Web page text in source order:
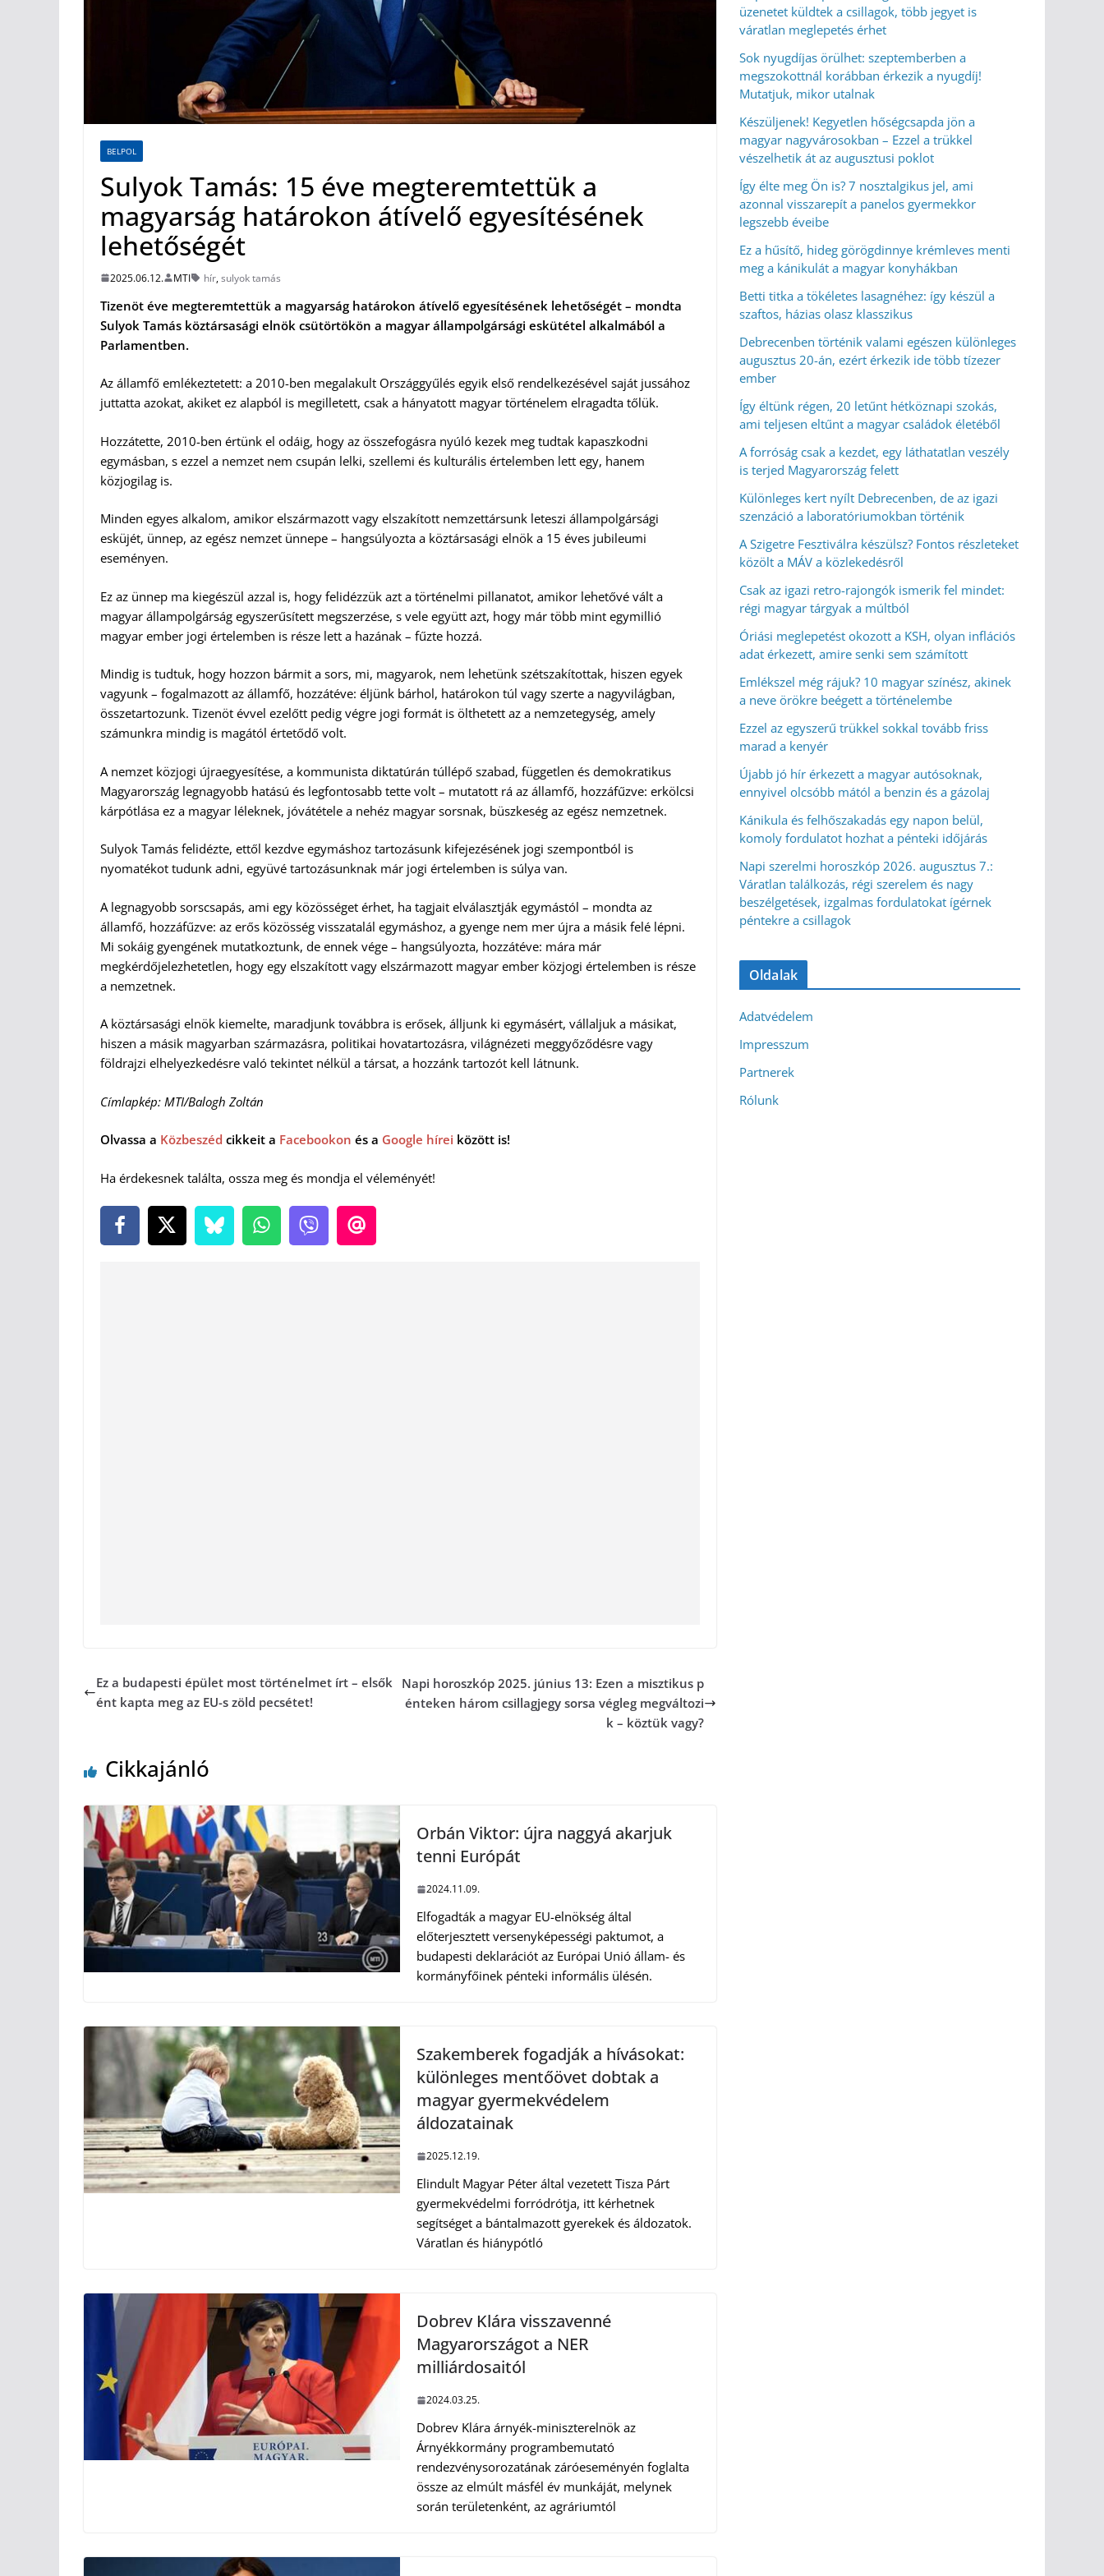
BELPOL
Sulyok Tamás: 15 éve megteremtettük a
magyarság határokon átívelő egyesítésének
lehetőségét
2025.06.12. MTI hír,sulyok tamás
Tizenöt éve megteremtettük a magyarság határokon átívelő egyesítésének lehetőségét – mondta
Sulyok Tamás köztársasági elnök csütörtökön a magyar állampolgársági eskütétel alkalmából a
Parlamentben.
Az államfő emlékeztetett: a 2010-ben megalakult Országgyűlés egyik első rendelkezésével saját jussához
juttatta azokat, akiket ez alapból is megilletett, csak a hányatott magyar történelem elragadta tőlük.
Hozzátette, 2010-ben értünk el odáig, hogy az összefogásra nyúló kezek meg tudtak kapaszkodni
egymásban, s ezzel a nemzet nem csupán lelki, szellemi és kulturális értelemben lett egy, hanem
közjogilag is.
Minden egyes alkalom, amikor elszármazott vagy elszakított nemzettársunk leteszi állampolgársági
esküjét, ünnep, az egész nemzet ünnepe – hangsúlyozta a köztársasági elnök a 15 éves jubileumi
eseményen.
Ez az ünnep ma kiegészül azzal is, hogy felidézzük azt a történelmi pillanatot, amikor lehetővé vált a
magyar állampolgárság egyszerűsített megszerzése, s vele együtt azt, hogy már több mint egymillió
magyar ember jogi értelemben is része lett a hazának – fűzte hozzá.
Mindig is tudtuk, hogy hozzon bármit a sors, mi, magyarok, nem lehetünk szétszakítottak, hiszen egyek
vagyunk – fogalmazott az államfő, hozzátéve: éljünk bárhol, határokon túl vagy szerte a nagyvilágban,
összetartozunk. Tizenöt évvel ezelőtt pedig végre jogi formát is ölthetett az a nemzetegység, amely
számunkra mindig is magától értetődő volt.
A nemzet közjogi újraegyesítése, a kommunista diktatúrán túllépő szabad, független és demokratikus
Magyarország legnagyobb hatású és legfontosabb tette volt – mutatott rá az államfő, hozzáfűzve: erkölcsi
kárpótlása ez a magyar léleknek, jóvátétele a nehéz magyar sorsnak, büszkeség az egész nemzetnek.
Sulyok Tamás felidézte, ettől kezdve egymáshoz tartozásunk kifejezésének jogi szempontból is
nyomatékot tudunk adni, együvé tartozásunknak már jogi értelemben is súlya van.
A legnagyobb sorscsapás, ami egy közösséget érhet, ha tagjait elválasztják egymástól – mondta az
államfő, hozzáfűzve: az erős közösség visszatalál egymáshoz, a gyenge nem mer újra a másik felé lépni.
Mi sokáig gyengének mutatkoztunk, de ennek vége – hangsúlyozta, hozzátéve: mára már
megkérdőjelezhetetlen, hogy egy elszakított vagy elszármazott magyar ember közjogi értelemben is része
a nemzetnek.
A köztársasági elnök kiemelte, maradjunk továbbra is erősek, álljunk ki egymásért, vállaljuk a másikat,
hiszen a másik magyarban származásra, politikai hovatartozásra, világnézeti meggyőződésre vagy
földrajzi elhelyezkedésre való tekintet nélkül a társat, a hozzánk tartozót kell látnunk.
Címlapkép: MTI/Balogh Zoltán
Olvassa a Közbeszéd cikkeit a Facebookon és a Google hírei között is!
Ha érdekesnek találta, ossza meg és mondja el véleményét!
Ez a budapesti épület most történelmet írt – elsők
ént kapta meg az EU-s zöld pecsétet!
Napi horoszkóp 2025. június 13: Ezen a misztikus p
énteken három csillagjegy sorsa végleg megváltozi
k – köztük vagy?
Cikkajánló
Orbán Viktor: újra naggyá akarjuk
tenni Európát
2024.11.09.
Elfogadták a magyar EU-elnökség által
előterjesztett versenyképességi paktumot, a
budapesti deklarációt az Európai Unió állam- és
kormányfőinek pénteki informális ülésén.
Szakemberek fogadják a hívásokat:
különleges mentőövet dobtak a
magyar gyermekvédelem
áldozatainak
2025.12.19.
Elindult Magyar Péter által vezetett Tisza Párt
gyermekvédelmi forródrótja, itt kérhetnek
segítséget a bántalmazott gyerekek és áldozatok.
Váratlan és hiánypótló
Dobrev Klára visszavenné
Magyarországot a NER
milliárdosaitól
2024.03.25.
Dobrev Klára árnyék-miniszterelnök az
Árnyékkormány programbemutató
rendezvénysorozatának záróeseményén foglalta
össze az elmúlt másfél év munkáját, melynek
során területenként, az agráriumtól
üzenetet küldtek a csillagok, több jegyet is
váratlan meglepetés érhet
Sok nyugdíjas örülhet: szeptemberben a
megszokottnál korábban érkezik a nyugdíj!
Mutatjuk, mikor utalnak
Készüljenek! Kegyetlen hőségcsapda jön a
magyar nagyvárosokban – Ezzel a trükkel
vészelhetik át az augusztusi poklot
Így élte meg Ön is? 7 nosztalgikus jel, ami
azonnal visszarepít a panelos gyermekkor
legszebb éveibe
Ez a hűsítő, hideg görögdinnye krémleves menti
meg a kánikulát a magyar konyhákban
Betti titka a tökéletes lasagnéhez: így készül a
szaftos, házias olasz klasszikus
Debrecenben történik valami egészen különleges
augusztus 20-án, ezért érkezik ide több tízezer
ember
Így éltünk régen, 20 letűnt hétköznapi szokás,
ami teljesen eltűnt a magyar családok életéből
A forróság csak a kezdet, egy láthatatlan veszély
is terjed Magyarország felett
Különleges kert nyílt Debrecenben, de az igazi
szenzáció a laboratóriumokban történik
A Szigetre Fesztiválra készülsz? Fontos részleteket
közölt a MÁV a közlekedésről
Csak az igazi retro-rajongók ismerik fel mindet:
régi magyar tárgyak a múltból
Óriási meglepetést okozott a KSH, olyan inflációs
adat érkezett, amire senki sem számított
Emlékszel még rájuk? 10 magyar színész, akinek
a neve örökre beégett a történelembe
Ezzel az egyszerű trükkel sokkal tovább friss
marad a kenyér
Újabb jó hír érkezett a magyar autósoknak,
ennyivel olcsóbb mától a benzin és a gázolaj
Kánikula és felhőszakadás egy napon belül,
komoly fordulatot hozhat a pénteki időjárás
Napi szerelmi horoszkóp 2026. augusztus 7.:
Váratlan találkozás, régi szerelem és nagy
beszélgetések, izgalmas fordulatokat ígérnek
péntekre a csillagok
Oldalak
Adatvédelem
Impresszum
Partnerek
Rólunk